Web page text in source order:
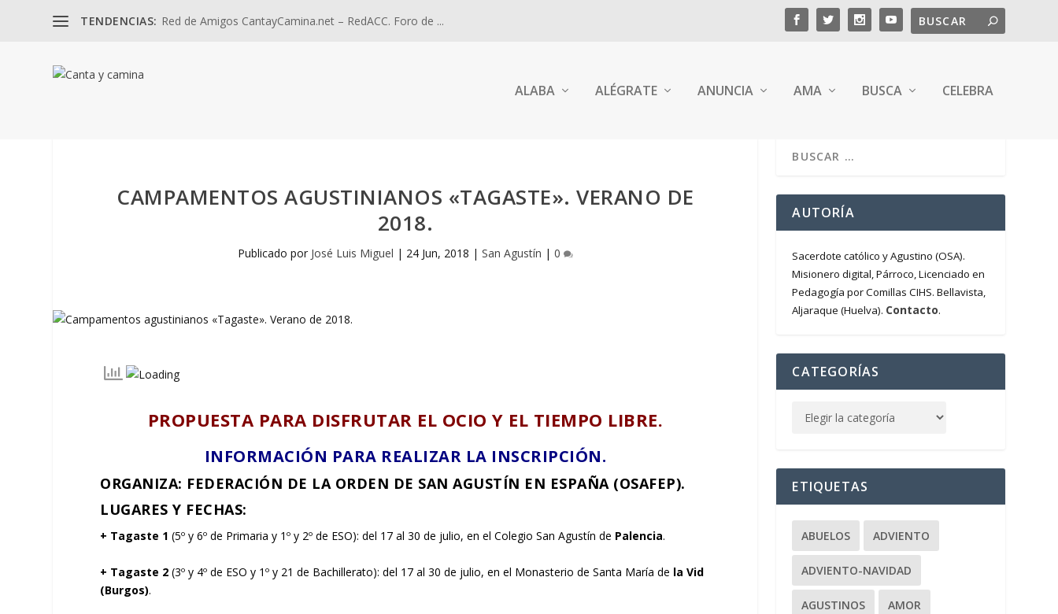
TENDENCIAS: Red de Amigos CantayCamina.net – RedACC. Foro de ...
ALABA ALÉGRATE ANUNCIA AMA BUSCA CELEBRA
CAMPAMENTOS AGUSTINIANOS «TAGASTE». VERANO DE
2018.
Publicado por José Luis Miguel | 24 Jun, 2018 | San Agustín | 0
PROPUESTA PARA DISFRUTAR EL OCIO Y EL TIEMPO LIBRE.
INFORMACIÓN PARA REALIZAR LA INSCRIPCIÓN.
ORGANIZA: FEDERACIÓN DE LA ORDEN DE SAN AGUSTÍN EN ESPAÑA (OSAFEP).
LUGARES Y FECHAS:
+ Tagaste 1 (5º y 6º de Primaria y 1º y 2º de ESO): del 17 al 30 de julio, en el Colegio San Agustín de Palencia.
+ Tagaste 2 (3º y 4º de ESO y 1º y 21 de Bachillerato): del 17 al 30 de julio, en el Monasterio de Santa María de la Vid
(Burgos).
AUTORÍA
Sacerdote católico y Agustino (OSA).
Misionero digital, Párroco, Licenciado en
Pedagogía por Comillas CIHS. Bellavista,
Aljaraque (Huelva). Contacto.
CATEGORÍAS
ETIQUETAS
ABUELOS ADVIENTO
ADVIENTO-NAVIDAD
AGUSTINOS AMOR